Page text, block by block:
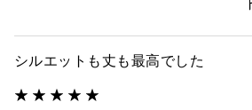
シルエットも丈も最高でした